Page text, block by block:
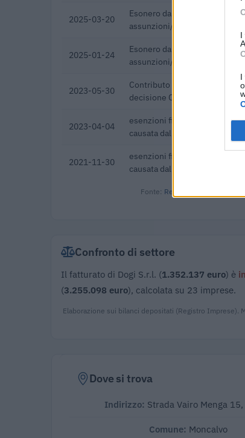
I
I
2025-03-20
Esonero dal versamento dei
assunzioni/trasformazioni a
2025-01-24
Esonero dal versamento dei
assunzioni/trasformazioni a
2023-05-30
Contributo a fondo perduto [e
decisione C(2022) 171 final)
2023-04-04
esenzioni fiscali e crediti
causata dall'epidemia di
2021-11-30
esenzioni fiscali e crediti
causata dall'epidemia di
Fonte: Registro Nazionale Aiuti
Confronto di settore
Il fatturato di Dogi S.r.l. (1.352.137 euro) è
(3.255.098 euro), calcolata su 23 imprese.
Elaborazione sui bilanci depositati (Registro Imprese).
Dove si trova
Indirizzo: Strada Vairo Menga
Comune: Moncalvo